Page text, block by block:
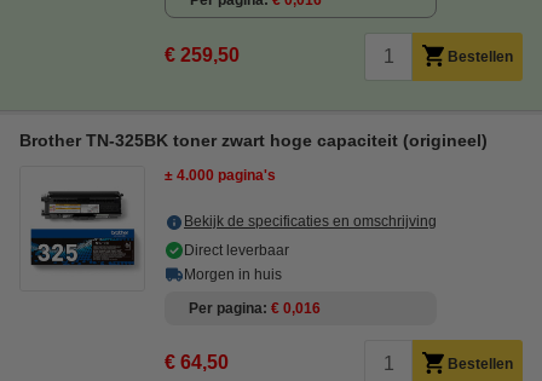
€ 259,50 Bestellen
Brother TN-325BK toner zwart hoge capaciteit (origineel)
± 4.000 pagina's
Bekijk de specificaties en omschrijving
Direct leverbaar
Morgen in huis
Per pagina € 0,016
€ 64,50 Bestellen